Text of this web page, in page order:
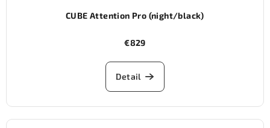
CUBE Attention Pro (night/black)
€829
Detail